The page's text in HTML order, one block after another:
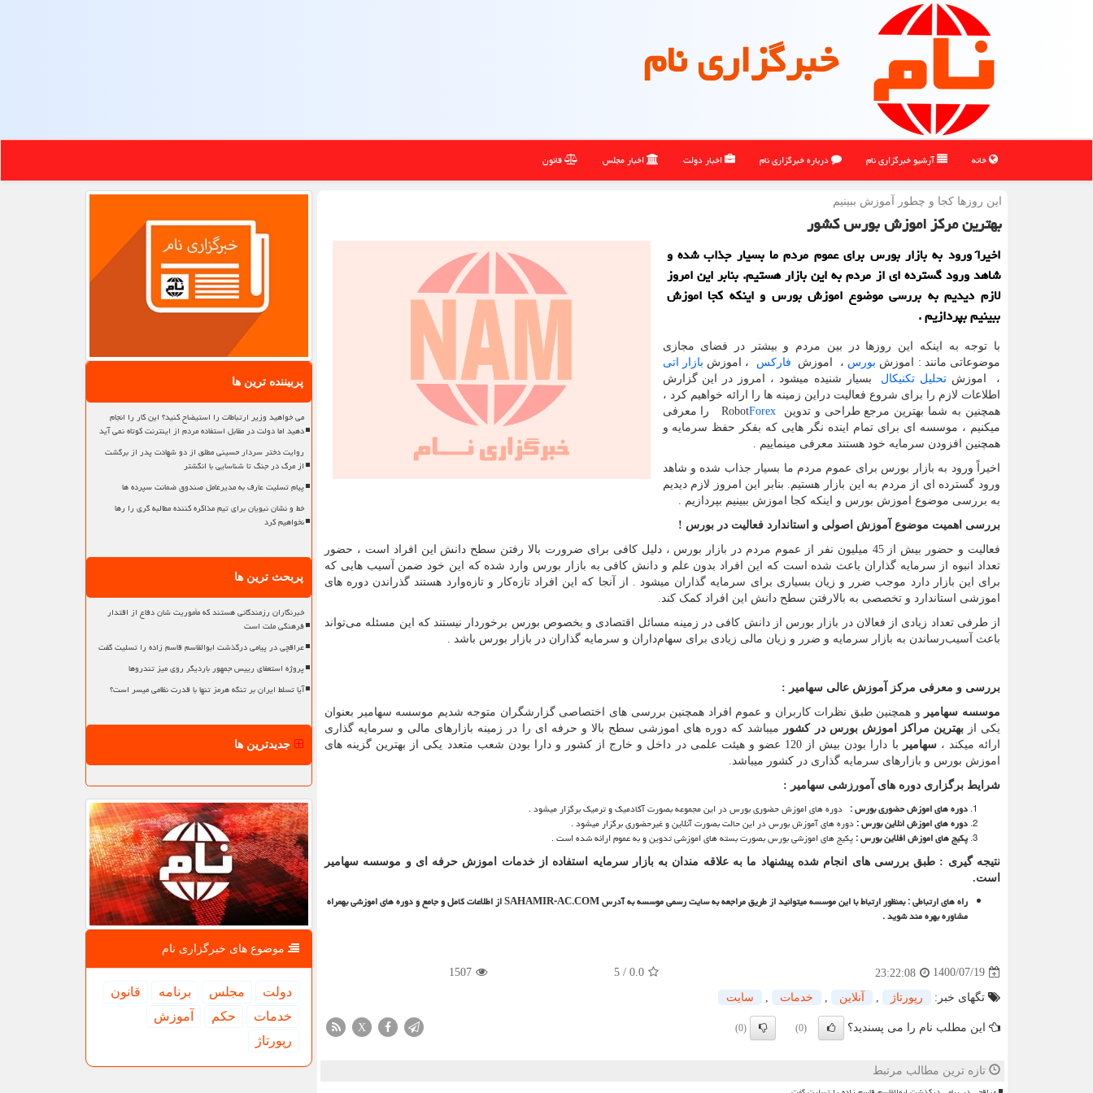
خبرگزاری نام
خانه آرشیو خبرگزاری نام درباره خبرگزاری نام اخبار دولت اخبار مجلس قانون
این روزها کجا و چطور آموزش ببینیم
بهترین مرکز اموزش بورس کشور
اخیرا‌ً ورود به بازار بورس برای عموم مردم ما بسیار جذاب شده و
شاهد ورود گسترده ای از مردم به این بازار هستیم. بنابر این امروز
لازم دیدیم به بررسی موضوع اموزش بورس و اینکه کجا اموزش
ببینیم بپردازیم .
با توجه به اینکه این روزها در بین مردم و بیشتر در فضای مجازی
موضوعاتی مانند : اموزش بورس ، اموزش فارکس ، اموزش بازار اتی
، اموزش تحلیل تکنیکال بسیار شنیده میشود ، امروز در این گزارش
اطلاعات لازم را برای شروع فعالیت دراین زمینه ها را ارائه خواهیم کرد ،
همچنین به شما بهترین مرجع طراحی و تدوین Forex
Robot
را معرفی
میکنیم ، موسسه ای برای تمام اینده نگر هایی که بفکر حفظ سرمایه و
همچنین افزودن سرمایه خود هستند معرفی مینماییم .
اخیرا‌ً ورود به بازار بورس برای عموم مردم ما بسیار جذاب شده و شاهد
ورود گسترده ای از مردم به این بازار هستیم. بنابر این امروز لازم دیدیم
به بررسی موضوع اموزش بورس و اینکه کجا اموزش ببینیم بپردازیم .
بررسی اهمیت موضوع آموزش اصولی و استاندارد فعالیت در بورس !
فعالیت و حضور بیش از 45 میلیون نفر از عموم مردم در بازار بورس ، دلیل کافی برای ضرورت بالا رفتن سطح دانش این افراد است ، حضور
تعداد انبوه از سرمایه گذاران باعث شده است که این افراد بدون علم و دانش کافی به بازار بورس وارد شده که این خود ضمن آسیب هایی که
برای این بازار دارد موجب ضرر و زیان بسیاری برای سرمایه گذاران میشود . از آنجا که این افراد تازه‌کار و تازه‌وارد هستند گذراندن دوره های
اموزشی استاندارد و تخصصی به بالارفتن سطح دانش این افراد کمک کند.
از طرفی تعداد زیادی از فعالان در بازار بورس از دانش کافی در زمینه مسائل اقتصادی و بخصوص بورس برخوردار نیستند که این مسئله می‌تواند
باعث آسیب‌رساندن به بازار سرمایه و ضرر و زیان مالی زیادی برای سهام‌داران و سرمایه گذاران در بازار بورس باشد .
بررسی و معرفی مرکز آموزش عالی سهامیر :
موسسه سهامیر و همچنین طبق نظرات کاربران و عموم افراد همچنین بررسی های اختصاصی گزارشگران متوجه شدیم موسسه سهامیر بعنوان
یکی ازبهترین مراکز اموزش بورس در کشور
میباشد که دوره های اموزشی سطح بالا و حرفه ای را در زمینه بازارهای مالی و سرمایه گذاری
ارائه میکند ،سهامیر
با دارا بودن بیش از 120 عضو و هیئت علمی در داخل و خارج از کشور و دارا بودن شعب متعدد یکی از بهترین گزینه های
اموزش بورس و بازارهای سرمایه گذاری در کشور میباشد.
شرایط برگزاری دوره های آمورزشی سهامیر :
دوره های اموزش حضوری بورس : دوره های اموزش حضوری بورس در این مجموعه بصورت آکادمیک و ترمیک برگزار میشود .
دوره های اموزش انلاین بورس :دوره های آموزش بورس در این حالت بصورت آنلاین و غیرحضوری برگزار میشود .
پکیج های اموزش افلاین بورس :پکیج های اموزشی بورس بصورت بسته های اموزشی تدوین و به عموم ارائه شده است .
نتیجه گیری : طبق بررسی های انجام شده پیشنهاد ما به علاقه مندان به بازار سرمایه استفاده از خدمات اموزش حرفه ای و موسسه سهامیر
است.
راه های ارتباطی : بمنظور ارتباط با این موسسه میتوانید از طریق مراجعه به سایت رسمی موسسه به آدرسSAHAMIR-AC.COMاز اطلاعات کامل و جامع و دوره های اموزشی بهمراه
مشاوره بهره مند شوید .
1400/07/19
23:22:08
0.0
/
5
1507
تگهای خبر: رپورتاژ آنلاین خدمات سایت
این مطلب نام را می پسندید؟ (0)
(0)
X
تازه ترین مطالب مرتبط
پربیننده ترین ها
می خواهید وزیر ارتباطات را استیضاح کنید؟ این کار را انجام
دهید اما دولت در مقابل استفاده مردم از اینترنت کوتاه نمی آید
روایت دختر سردار حسینی مطلق از دو شهادت پدر از برگشت
از مرگ در جنگ تا شناسایی با انگشتر
پیام تسلیت عارف به مدیرعامل صندوق ضمانت سپرده ها
خط و نشان نبویان برای تیم مذاکره کننده مطالبه گری را رها
نخواهیم کرد
پربحث ترین ها
خبرنگاران رزمندگانی هستند که مأموریت شان دفاع از اقتدار
فرهنگی ملت است
عراقچی در پیامی درگذشت ابوالقاسم قاسم زاده را تسلیت گفت
پروژه استعفای رییس جمهور باردیگر روی میز تندروها
آیا تسلط ایران بر تنگه هرمز تنها با قدرت نظامی میسر است؟
جدیدترین ها
موضوع های خبرگزاری نام
دولت مجلس برنامه
قانون
خدمات
حكم
آموزش
رپورتاژ